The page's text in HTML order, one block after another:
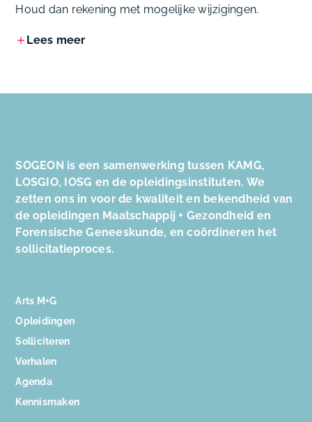
Houd dan rekening met mogelijke wijzigingen.
Lees meer
SOGEON is een samenwerking tussen KAMG,
LOSGIO, IOSG en de opleidingsinstituten. We
zetten ons in voor de kwaliteit en bekendheid van
de opleidingen Maatschappij + Gezondheid en
Forensische Geneeskunde, en coördineren het
sollicitatieproces.
Arts M+G
Opleidingen
Solliciteren
Verhalen
Agenda
Kennismaken